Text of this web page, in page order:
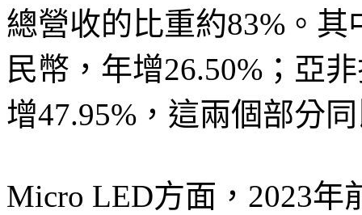
總營收的比重約83%。
民幣，年增26.50%；亞
增47.95%，這兩個部分
Micro LED方面，2023年